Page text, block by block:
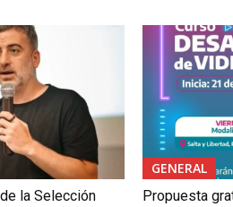
la Selección
GENERAL
Propuesta